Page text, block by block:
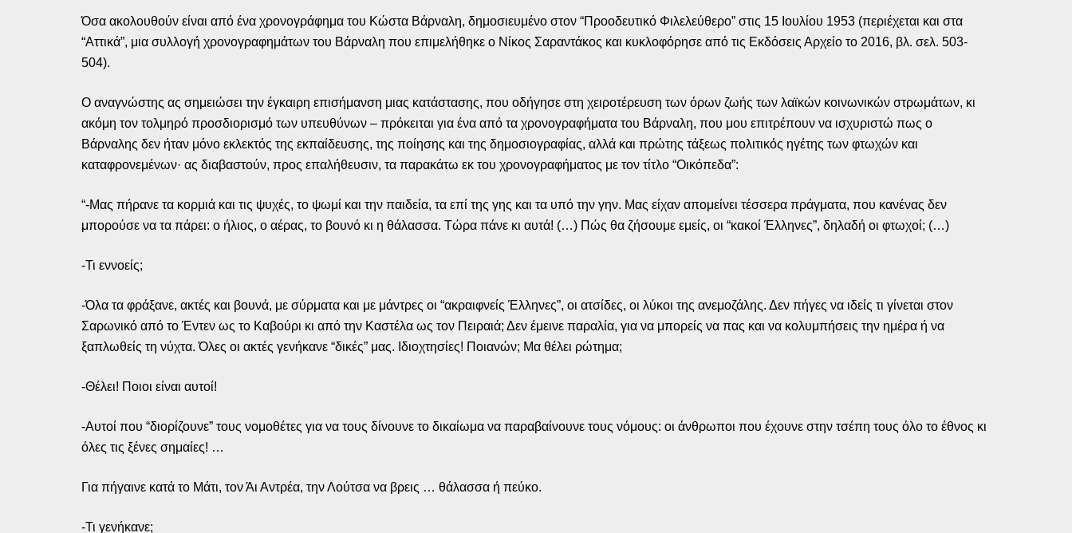
Όσα ακολουθούν είναι από ένα χρονογράφημα του Κώστα Βάρναλη, δημοσιευμένο στον “Προοδευτικό Φιλελεύθερο” στις 15 Ιουλίου 1953 (περιέχεται και στα
“Αττικά”, μια συλλογή χρονογραφημάτων του Βάρναλη που επιμελήθηκε ο Νίκος Σαραντάκος και κυκλοφόρησε από τις Εκδόσεις Αρχείο το 2016, βλ. σελ. 503-
504).
Ο αναγνώστης ας σημειώσει την έγκαιρη επισήμανση μιας κατάστασης, που οδήγησε στη χειροτέρευση των όρων ζωής των λαϊκών κοινωνικών στρωμάτων, κι
ακόμη τον τολμηρό προσδιορισμό των υπευθύνων – πρόκειται για ένα από τα χρονογραφήματα του Βάρναλη, που μου επιτρέπουν να ισχυριστώ πως ο
Βάρναλης δεν ήταν μόνο εκλεκτός της εκπαίδευσης, της ποίησης και της δημοσιογραφίας, αλλά και πρώτης τάξεως πολιτικός ηγέτης των φτωχών και
καταφρονεμένων· ας διαβαστούν, προς επαλήθευσιν, τα παρακάτω εκ του χρονογραφήματος με τον τίτλο “Οικόπεδα”:
“-Μας πήρανε τα κορμιά και τις ψυχές, το ψωμί και την παιδεία, τα επί της γης και τα υπό την γην. Μας είχαν απομείνει τέσσερα πράγματα, που κανένας δεν
μπορούσε να τα πάρει: ο ήλιος, ο αέρας, το βουνό κι η θάλασσα. Τώρα πάνε κι αυτά! (…) Πώς θα ζήσουμε εμείς, οι “κακοί Έλληνες”, δηλαδή οι φτωχοί; (…)
-Τι εννοείς;
-Όλα τα φράξανε, ακτές και βουνά, με σύρματα και με μάντρες οι “ακραιφνείς Έλληνες”, οι ατσίδες, οι λύκοι της ανεμοζάλης. Δεν πήγες να ιδείς τι γίνεται στον
Σαρωνικό από το Έντεν ως το Καβούρι κι από την Καστέλα ως τον Πειραιά; Δεν έμεινε παραλία, για να μπορείς να πας και να κολυμπήσεις την ημέρα ή να
ξαπλωθείς τη νύχτα. Όλες οι ακτές γενήκανε “δικές” μας. Ιδιοχτησίες! Ποιανών; Μα θέλει ρώτημα;
-Θέλει! Ποιοι είναι αυτοί!
-Αυτοί που “διορίζουνε” τους νομοθέτες για να τους δίνουνε το δικαίωμα να παραβαίνουνε τους νόμους: οι άνθρωποι που έχουνε στην τσέπη τους όλο το έθνος κι
όλες τις ξένες σημαίες! …
Για πήγαινε κατά το Μάτι, τον Άι Αντρέα, την Λούτσα να βρεις … θάλασσα ή πεύκο.
-Τι γενήκανε;